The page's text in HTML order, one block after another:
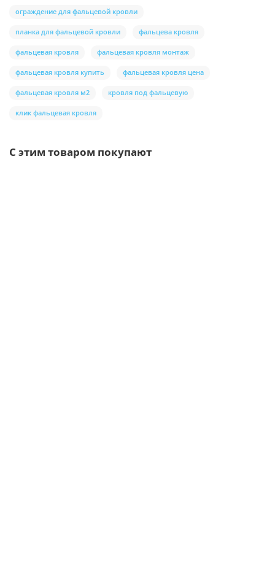
ограждение для фальцевой кровли
планка для фальцевой кровли фальцева кровля
фальцевая кровля фальцевая кровля монтаж
фальцевая кровля купить фальцевая кровля цена
фальцевая кровля м2 кровля под фальцевую
клик фальцевая кровля
С этим товаром покупают